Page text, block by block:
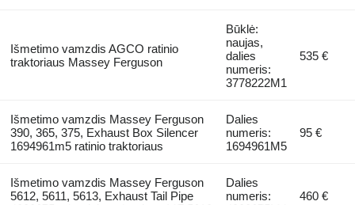
Išmetimo vamzdis AGCO ratinio
traktoriaus Massey Ferguson
Būklė:
naujas,
dalies
numeris:
3778222M1
535 €
Išmetimo vamzdis Massey Ferguson
390, 365, 375, Exhaust Box Silencer
1694961m5 ratinio traktoriaus
Dalies
numeris:
1694961M5
95 €
Išmetimo vamzdis Massey Ferguson
5612, 5611, 5613, Exhaust Tail Pipe
Dalies
numeris:
460 €